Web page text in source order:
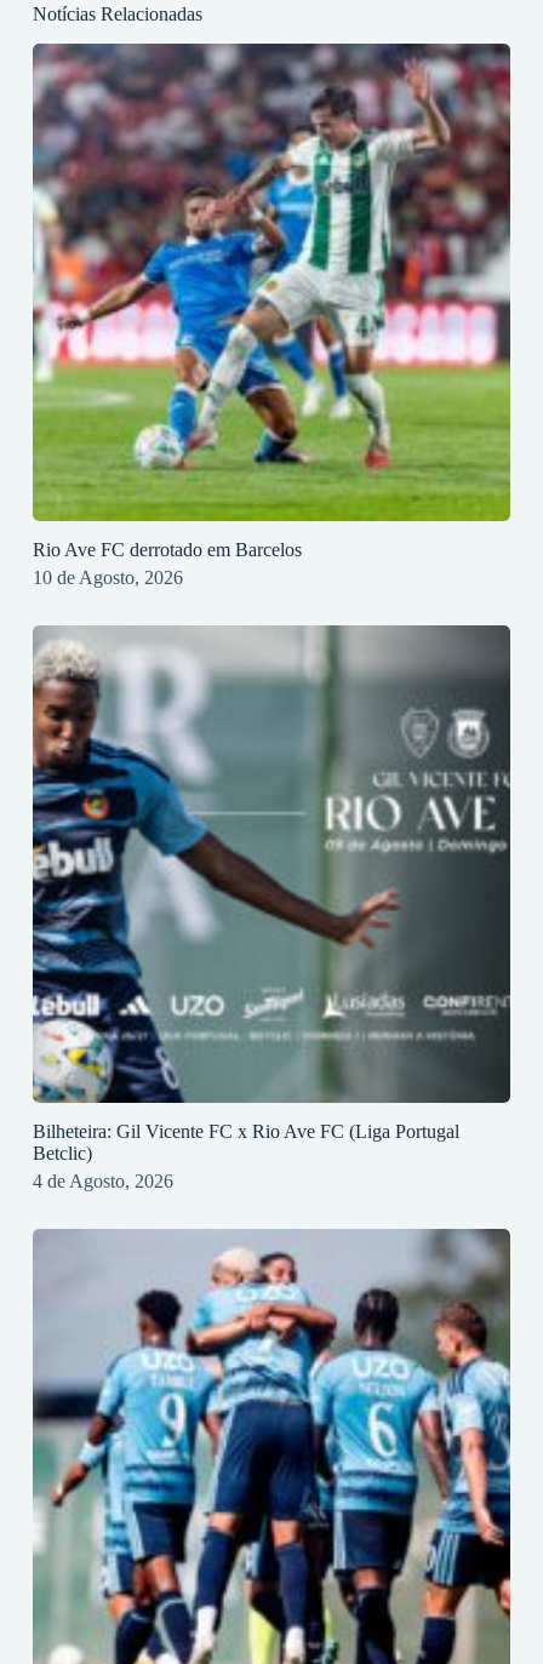
Notícias Relacionadas
Rio Ave FC derrotado em Barcelos
10 de Agosto, 2026
Bilheteira: Gil Vicente FC x Rio Ave FC (Liga Portugal
Betclic)
4 de Agosto, 2026